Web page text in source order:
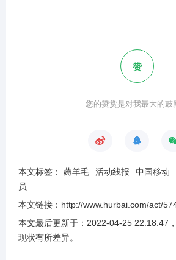
赞
您的赞赏是对我最大的鼓
本文标签： 薅羊毛 活动线报 中国移动
员
本文链接： http://www.hurbai.com/act/
本文最后更新于： 2022-04-25 22:18:47
现状有所差异。